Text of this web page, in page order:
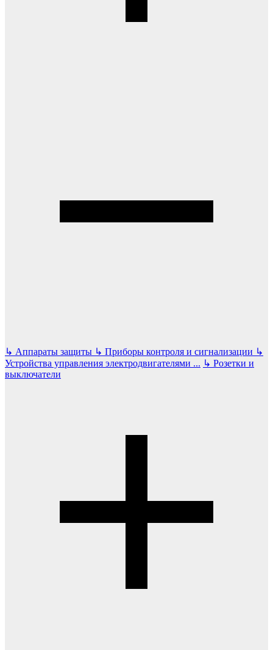
↳ Аппараты защиты ↳ Приборы контроля и сигнализации ↳
Устройства управления электродвигателями ... ↳ Розетки и
выключатели